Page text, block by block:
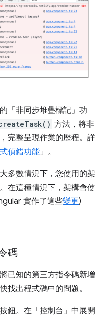
「非同步堆疊標記」功
方法，將非
完整呈現作業的歷程。詳
偵錯功能」。
多數情況下，您使用的架
在這種情況下，架構會使
實作了這些變更)
碼
已知的第三方指令碼新增
找出程式碼中的問題。
鈕。在「控制台」 中展開